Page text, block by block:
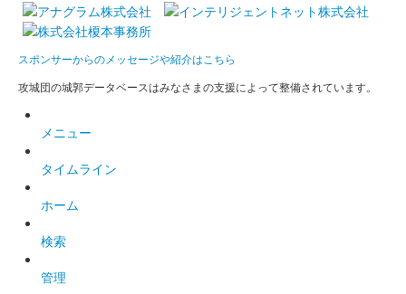
スポンサーからのメッセージや紹介はこちら
攻城団の城郭データベースはみなさまの支援によって整備されています。
メニュー
タイムライン
ホーム
検索
管理